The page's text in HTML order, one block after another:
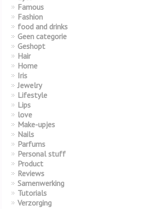
Famous
Fashion
food and drinks
Geen categorie
Geshopt
Hair
Home
Iris
Jewelry
Lifestyle
Lips
love
Make-upjes
Nails
Parfums
Personal stuff
Product
Reviews
Samenwerking
Tutorials
Verzorging